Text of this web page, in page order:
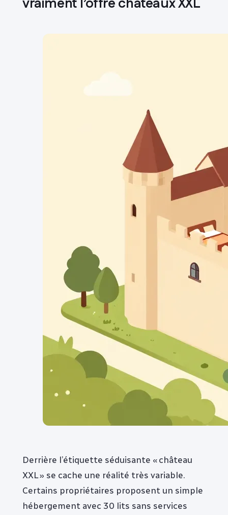
vraiment l’offre châteaux XXL
Derrière l’étiquette séduisante « château
XXL » se cache une réalité très variable.
Certains propriétaires proposent un simple
hébergement avec 30 lits sans services